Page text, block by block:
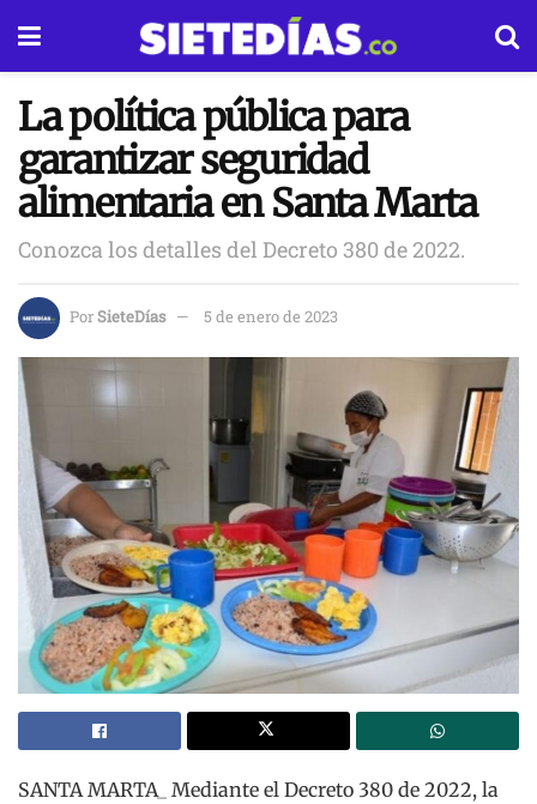
La política pública para
garantizar seguridad
alimentaria en Santa Marta
Conozca los detalles del Decreto 380 de 2022.
PorSieteDías 5 de enero de 2023
SANTA MARTA_ Mediante el Decreto 380 de 2022, la